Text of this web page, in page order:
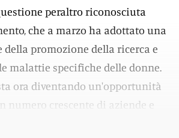
peraltro riconosciuta
che a marzo ha adottato una
della promozione della ricerca e
malattie specifiche delle donne.
ora diventando un'opportunità
numero crescente di aziende e